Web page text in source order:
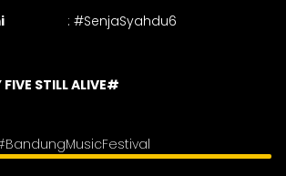
: #SenjaSyahdu6
STILL ALIVE#